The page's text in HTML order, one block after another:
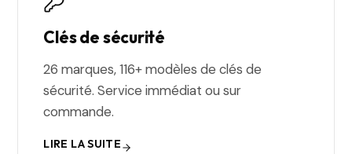
Clés de sécurité
26 marques, 116+ modèles de clés de
sécurité. Service immédiat ou sur
commande.
LIRE LA SUITE